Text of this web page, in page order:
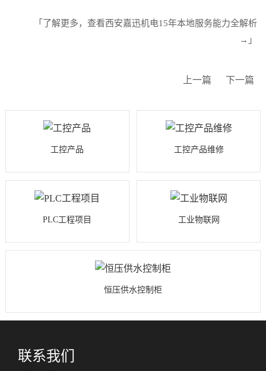
「了解更多，查看西安嘉迅机电15年本地服务能力全解析
→」
上一篇 下一篇
工控产品 工控产品维修
PLC工程项目 工业物联网
恒压供水控制柜
联系我们